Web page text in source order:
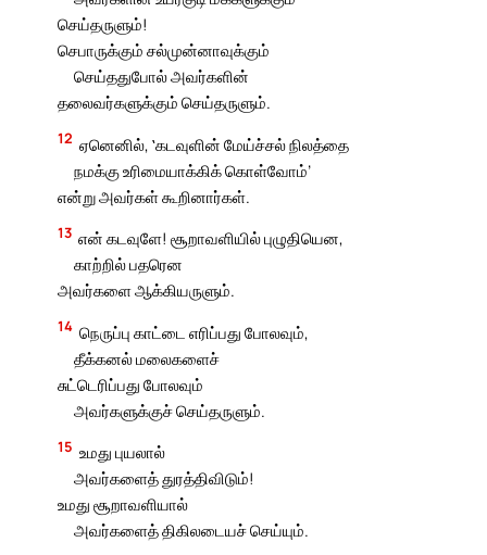
செய்தருளும்!
செபாருக்கும் சல்முன்னாவுக்கும்
செய்ததுபோல் அவர்களின்
தலைவர்களுக்கும் செய்தருளும்.
12 ஏனெனில், ‛கட‌வுளின் மேய்ச்சல் நிலத்தை
நமக்கு உரிமையாக்கிக் கொள்வோம்’
என்று அவர்கள் கூறினார்கள்.
13 என் கடவுளே! சூறாவளியில் புழுதியென,
காற்றில் பதரென
அவர்களை ஆக்கியருளும்.
14 நெருப்பு காட்டை எரிப்பது போலவும்,
தீக்கனல் மலைகளைச்
சுட்டெரிப்பது போலவும்
அவர்களுக்குச் செய்தருளும்.
15 உமது புயலால்
அவர்களைத் துரத்திவிடும்!
உமது சூறாவளியால்
அவர்களைத் திகிலடையச் செய்யும்.